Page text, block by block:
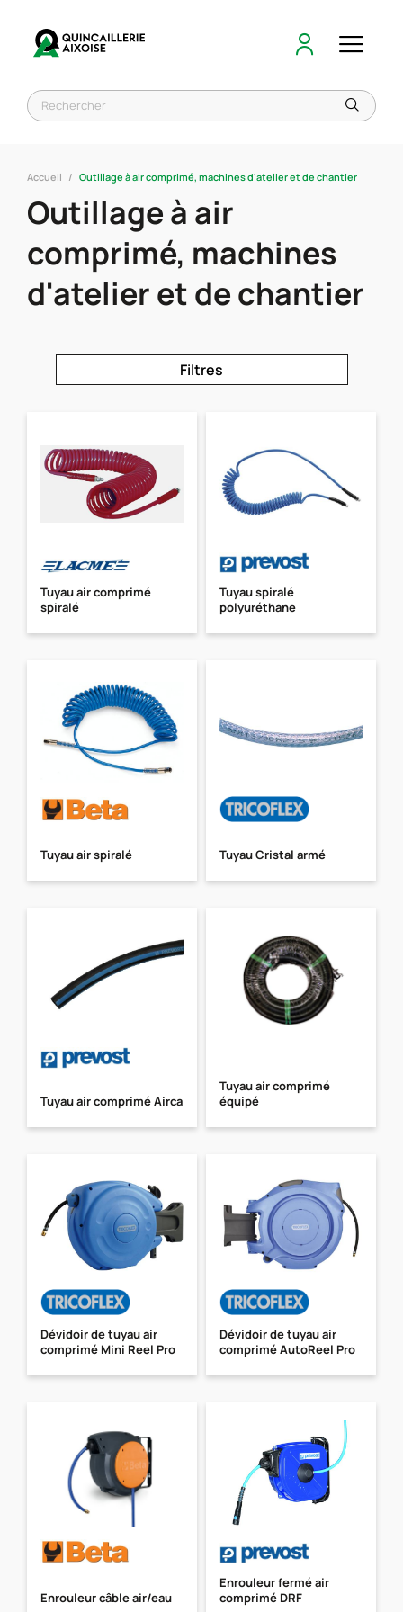
Accueil Outillage à air comprimé, machines d'atelier et de chantier
Outillage à air
comprimé, machines
d'atelier et de chantier
Filtres
Tuyau air comprimé
spiralé
Tuyau spiralé
polyuréthane
Tuyau air spiralé Tuyau Cristal armé
Tuyau air comprimé Airca
Tuyau air comprimé
équipé
Dévidoir de tuyau air
comprimé Mini Reel Pro
Dévidoir de tuyau air
comprimé AutoReel Pro
Enrouleur câble air/eau
Enrouleur fermé air
comprimé DRF